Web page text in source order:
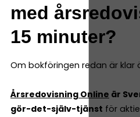
med
15 minuter?
Om bokföringen redan är klar
Årsredovisning Online är
gör-det-själv-tjänst för